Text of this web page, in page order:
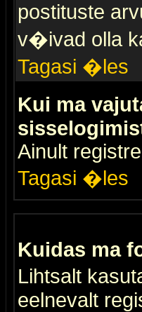
postituste
v�ivad olla
Tagasi �les
Kui ma
Ainult
Tagasi �les
Kuidas ma
Lihtsalt
eelnevalt